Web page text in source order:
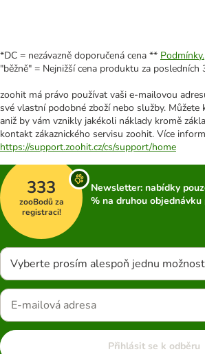
*DC = nezávazně doporučená cena ** Podmínky.
"běžně" = Nejnižší cena produktu za posledních
zoohit má právo používat vaši e-mailovou
své vlastní podobné zboží nebo služby.
aniž by vám vznikly jakékoli náklady kromě
kontakt zákaznického servisu zoohit. Více
https://support.zoohit.cz/cs/support/home
333
zooBodů za
registraci!
Newsletter: nabídky
% na druhou
Vyberte prosím alespoň jednu možnost
Přihlásit se k odběru